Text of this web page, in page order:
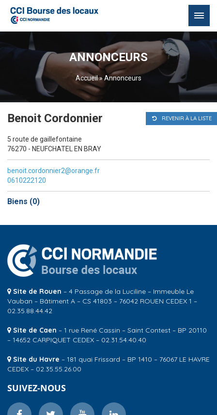
ANNONCEURS
Accueil»Annonceurs
REVENIR À LA LISTE
Benoit Cordonnier
5 route de gaillefontaine
76270 - NEUFCHATEL EN BRAY
benoit.cordonnier2@orange.fr
0610222120
Biens (0)
Site de Rouen – 4 Passage de la Luciline – Immeuble Le
Vauban – Bâtiment A – CS 41803 – 76042 ROUEN CEDEX 1 –
02.35.88.44.42
Site de Caen – 1 rue René Cassin – Saint Contest – BP 20110
– 14652 CARPIQUET CEDEX – 02.31.54.40.40
Site du Havre – 181 quai Frissard – BP 1410 – 76067 LE HAVRE
CEDEX – 02.35.55.26.00
SUIVEZ-NOUS